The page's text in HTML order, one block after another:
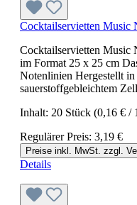
Cocktailservietten Music
Cocktailservietten Music
im Format 25 x 25 cm
Notenlinien Hergestellt
sauerstoffgebleichtem
Inhalt: 20 Stück (0,16 € /
Regulärer Preis: 3,19 €
Preise inkl. MwSt. zzgl.
Details